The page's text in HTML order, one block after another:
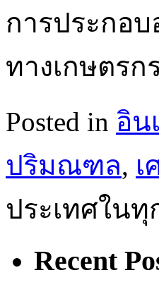
การประกอ
ทางเกษตร
Posted in อิน
ปริมณฑล, เ
ประเทศใน
Recent